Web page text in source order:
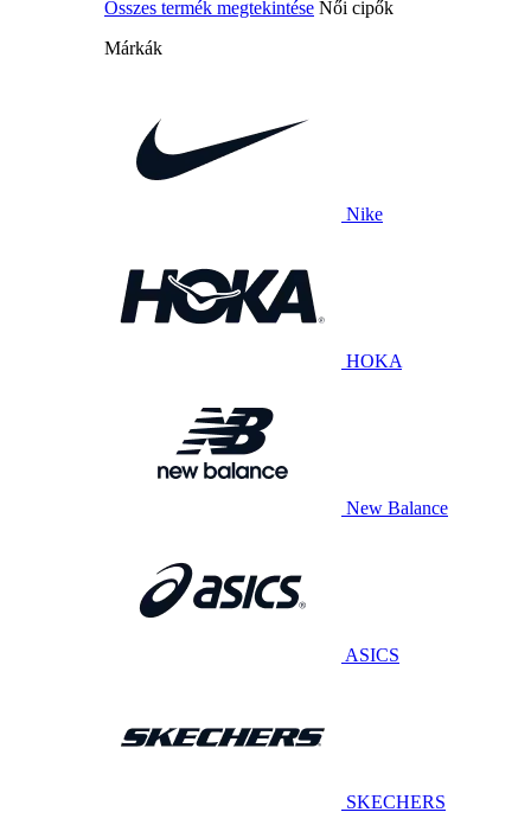
Összes termék megtekintése Női cipők
Márkák
Nike
HOKA
New Balance
ASICS
SKECHERS